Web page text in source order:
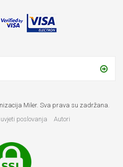
Miler. Sva prava su zadržana.
poslovanja Autori